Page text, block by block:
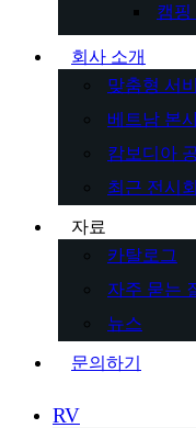
캠핑
회사 소개
맞춤형 서
베트남 본
캄보디아
최근 전시회
자료
카탈로그
자주 묻는
뉴스
문의하기
RV